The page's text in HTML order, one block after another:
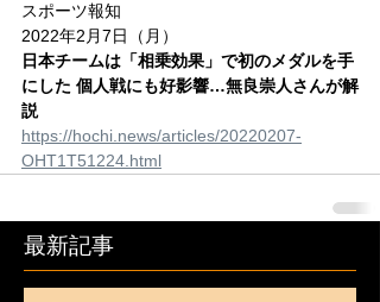
スポーツ報知
2022年2月7日（月）
日本チームは「相乗効果」で初のメダルを手
にした 個人戦にも好影響…無良崇人さんが解
説
https://hochi.news/articles/20220207-
OHT1T51224.html
最新記事